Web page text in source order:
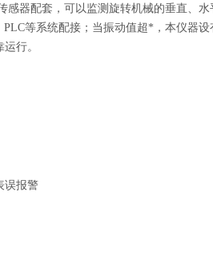
感器配套，可以监测旋转机械的垂直、水
等系统配接；当振动值超*，本仪器设
行。
误报警